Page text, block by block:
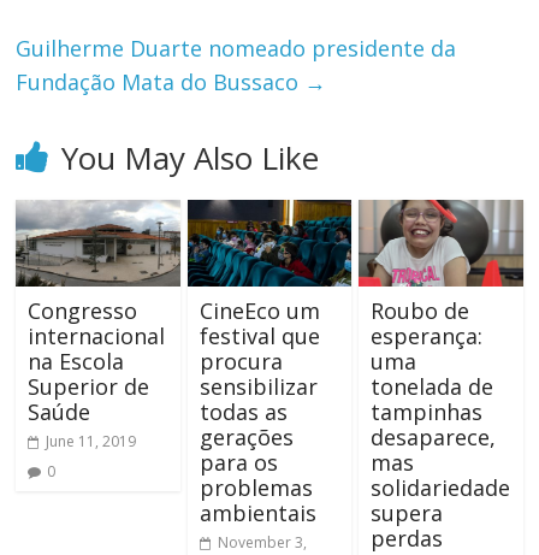
Guilherme Duarte nomeado presidente da
Fundação Mata do Bussaco →
You May Also Like
Congresso
internacional
na Escola
Superior de
Saúde
June 11, 2019
0
CineEco um
festival que
procura
sensibilizar
todas as
gerações
para os
problemas
ambientais
November 3,
Roubo de
esperança:
uma
tonelada de
tampinhas
desaparece,
mas
solidariedade
supera
perdas